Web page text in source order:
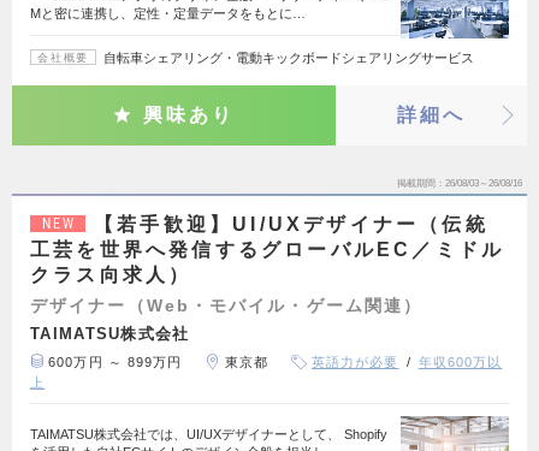
Mと密に連携し、定性・定量データをもとに…
会社概要 自転車シェアリング・電動キックボードシェアリングサービス
興味あり 詳細へ
掲載期間 26/08/03～26/08/16
NEW
【若手歓迎】UI/UXデザイナー（伝統
工芸を世界へ発信するグローバルEC／ミドル
クラス向求人）
デザイナー（Web・モバイル・ゲーム関連）
TAIMATSU株式会社
600万円 ～ 899万円 東京都 英語力が必要
年収600万以
上
TAIMATSU株式会社では、UI/UXデザイナーとして、 Shopify